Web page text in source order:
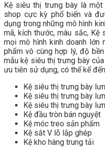
Kệ siêu thị trưng bày là
shop cực kỳ phổ biến và
dụng trong những mô hình
mã, kích thước, màu sắc,
mọi mô hình kinh doanh lớn
phẩm vô cùng hợp lý, độ
mẫu kệ siêu thị trưng bày
ưu tiên sử dụng, có thể kể
Kệ siêu thị trưng bày
Kệ siêu thị trưng bày
Kệ siêu thị trưng bày
Kệ đầu tròn bán nguyệt
Kệ móc treo sản phẩm
Kệ sắt V lỗ lắp ghép
Kệ kho hàng trung tải